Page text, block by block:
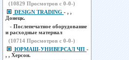
(10829 Просмотров с 0-0-)
DESIGN TRADING - , ,
Донецк.
- Послепечатное оборудование
и расходные материал
(10714 Просмотров с 0-0-)
ЮРМАШ-УНИВЕРСАЛ ЧП -
, , Херсон.